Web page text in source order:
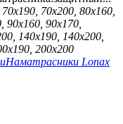
70х200, 80х160,
90х160, 90х170,
140х190, 140х200,
200х200
Наматрасники Lonax